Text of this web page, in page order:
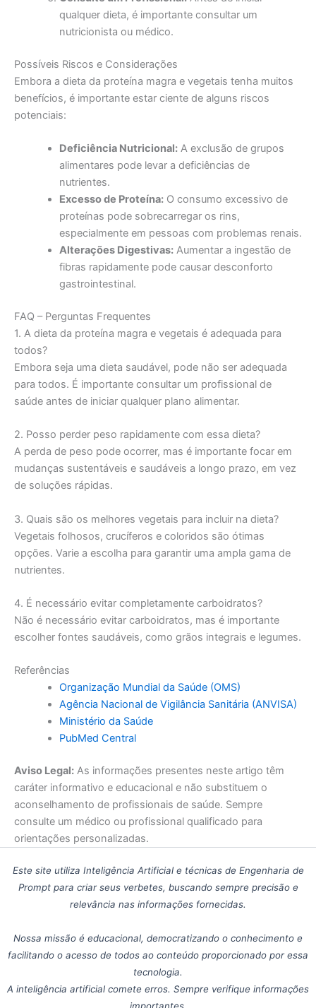
qualquer dieta, é importante consultar um
nutricionista ou médico.
Possíveis Riscos e Considerações
Embora a dieta da proteína magra e vegetais tenha muitos
benefícios, é importante estar ciente de alguns riscos
potenciais:
Deficiência Nutricional:A exclusão de grupos
alimentares pode levar a deficiências de
nutrientes.
Excesso de Proteína:O consumo excessivo de
proteínas pode sobrecarregar os rins,
especialmente em pessoas com problemas renais.
Alterações Digestivas:Aumentar a ingestão de
fibras rapidamente pode causar desconforto
gastrointestinal.
FAQ – Perguntas Frequentes
1. A dieta da proteína magra e vegetais é adequada para
todos?
Embora seja uma dieta saudável, pode não ser adequada
para todos. É importante consultar um profissional de
saúde antes de iniciar qualquer plano alimentar.
2. Posso perder peso rapidamente com essa dieta?
A perda de peso pode ocorrer, mas é importante focar em
mudanças sustentáveis e saudáveis a longo prazo, em vez
de soluções rápidas.
3. Quais são os melhores vegetais para incluir na dieta?
Vegetais folhosos, crucíferos e coloridos são ótimas
opções. Varie a escolha para garantir uma ampla gama de
nutrientes.
4. É necessário evitar completamente carboidratos?
Não é necessário evitar carboidratos, mas é importante
escolher fontes saudáveis, como grãos integrais e legumes.
Referências
Organização Mundial da Saúde (OMS)
Agência Nacional de Vigilância Sanitária (ANVISA)
Ministério da Saúde
PubMed Central
Aviso Legal: As informações presentes neste artigo têm
caráter informativo e educacional e não substituem o
aconselhamento de profissionais de saúde. Sempre
consulte um médico ou profissional qualificado para
orientações personalizadas.
Este site utiliza Inteligência Artificial e técnicas de Engenharia de
Prompt para criar seus verbetes, buscando sempre precisão e
relevância nas informações fornecidas.
Nossa missão é educacional, democratizando o conhecimento e
facilitando o acesso de todos ao conteúdo proporcionado por essa
tecnologia.
A inteligência artificial comete erros. Sempre verifique informações